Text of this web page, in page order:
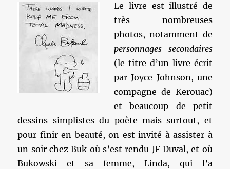
Le livre est illustré de
très nombreuses
photos, notamment de
personnages secondaires
(le titre d’un livre écrit
par Joyce Johnson, une
compagne de Kerouac)
et beaucoup de petit
dessins simplistes du poète mais surtout, et
pour finir en beauté, on est invité à assister à
un soir chez Buk où s’est rendu JF Duval, et où
Bukowski et sa femme, Linda, qui l’a